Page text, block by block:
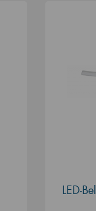
LED-